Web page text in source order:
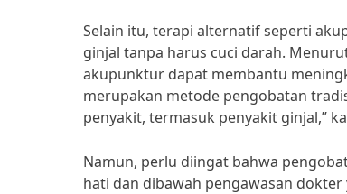
Selain itu, terapi alternatif seperti
ginjal tanpa harus cuci darah.
akupunktur dapat membantu
merupakan metode pengobatan
penyakit, termasuk penyakit ginjal,”
Namun, perlu diingat bahwa
hati dan dibawah pengawasan